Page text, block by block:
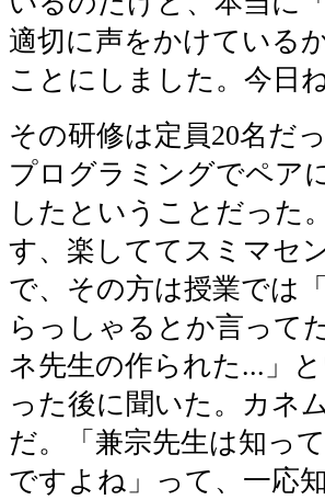
適切に声をかけている
ことにしました。今日ね
その研修は定員20名だっ
プログラミングでペア
したということだった
す、楽しててスミマセン
で、その方は授業では
らっしゃるとか言って
ネ先生の作られた...」
った後に聞いた。カネ
だ。「兼宗先生は知っ
ですよね」って、一応